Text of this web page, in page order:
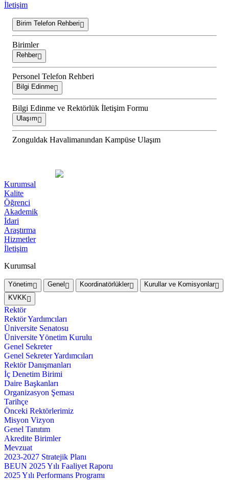
İletişim
Birim Telefon Rehberi
Birimler
Rehber
Personel Telefon Rehberi
Bilgi Edinme
Bilgi Edinme ve Rektörlük İletişim Formu
Ulaşım
Zonguldak Havalimanından Kampüse Ulaşım
Kurumsal
Kalite
Öğrenci
Akademik
İdari
Araştırma
Hizmetler
İletişim
Kurumsal
Yönetim Genel Koordinatörlükler
Kurullar ve Komisyonlar
KVKK
Rektör
Rektör Yardımcıları
Üniversite Senatosu
Üniversite Yönetim Kurulu
Genel Sekreter
Genel Sekreter Yardımcıları
Rektör Danışmanları
İç Denetim Birimi
Daire Başkanları
Organizasyon Şeması
Tarihçe
Önceki Rektörlerimiz
Misyon Vizyon
Genel Tanıtım
Akredite Birimler
Mevzuat
2023-2027 Stratejik Planı
BEUN 2025 Yılı Faaliyet Raporu
2025 Yılı Performans Programı